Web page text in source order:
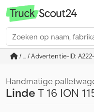
/ ... / Advertentie-ID:
Handmatige
LindeT 16 ION